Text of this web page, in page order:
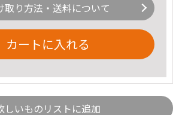
取り方法・送料について
カートに入れる
しいものリストに追加